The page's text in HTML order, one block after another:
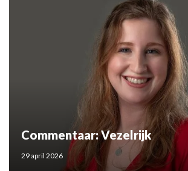
Commentaar: Vezelrijk
29 april 2026